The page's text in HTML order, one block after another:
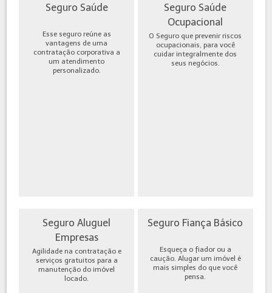
Seguro Saúde
Esse seguro reúne as
vantagens de uma
contratação corporativa a
um atendimento
personalizado.
Seguro Saúde
Ocupacional
O Seguro que prevenir riscos
ocupacionais, para você
cuidar integralmente dos
seus negócios.
Seguro Aluguel
Empresas
Agilidade na contratação e
serviços gratuitos para a
manutenção do imóvel
locado.
Seguro Fiança Básico
Esqueça o fiador ou a
caução. Alugar um imóvel é
mais simples do que você
pensa.